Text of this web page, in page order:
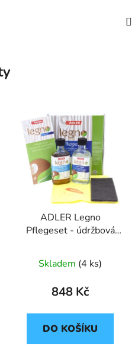
ADLER Legno
Pflegeset - údržbová
plochy
Skladem (4 ks)
848 Kč
DO KOŠÍKU